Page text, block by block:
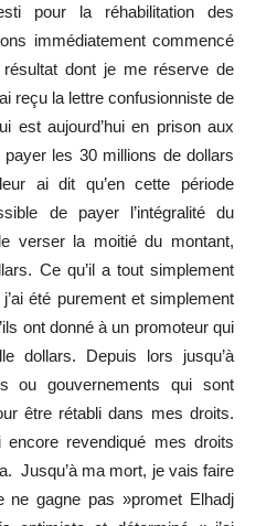
pour la réhabilitation des
immédiatement commencé
résultat dont je me réserve de
reçu la lettre confusionniste de
est aujourd’hui en prison aux
les 30 millions de dollars
ai dit qu’en cette période
de payer l’intégralité du
verser la moitié du montant,
Ce qu’il a tout simplement
été purement et simplement
ont donné à un promoteur qui
dollars. Depuis lors jusqu’à
ou gouvernements qui sont
être rétabli dans mes droits.
encore revendiqué mes droits
Jusqu’à ma mort, je vais faire
ne gagne pas »promet Elhadj